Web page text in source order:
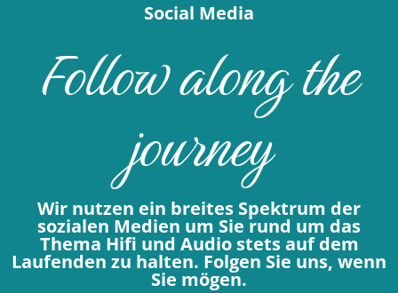
Social Media
Follow along the
journey
Wir nutzen ein breites Spektrum der
sozialen Medien um Sie rund um das
Thema Hifi und Audio stets auf dem
Laufenden zu halten. Folgen Sie uns, wenn
Sie mögen.